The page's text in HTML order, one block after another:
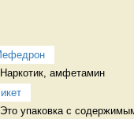
Наркотик, амфетамин
Это упаковка с